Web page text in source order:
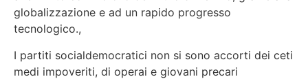
globalizzazione e ad un rapido progresso
tecnologico.,
I partiti socialdemocratici non si sono accorti dei ceti
medi impoveriti, di operai e giovani precari